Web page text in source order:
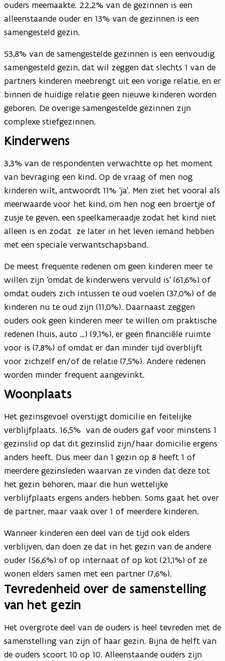
ouders meemaakte. 22,2% van de gezinnen is een
alleenstaande ouder en 13% van de gezinnen is een
samengesteld gezin.
53,8% van de samengestelde gezinnen is een eenvoudig
samengesteld gezin, dat wil zeggen dat slechts 1 van de
partners kinderen meebrengt uit een vorige relatie, en er
binnen de huidige relatie geen nieuwe kinderen worden
geboren. De overige samengestelde gezinnen zijn
complexe stiefgezinnen.
Kinderwens
3,3% van de respondenten verwachtte op het moment
van bevraging een kind. Op de vraag of men nog
kinderen wilt, antwoordt 11% ‘ja’. Men ziet het vooral als
meerwaarde voor het kind, om hen nog een broertje of
zusje te geven, een speelkameraadje zodat het kind niet
alleen is en zodat ze later in het leven iemand hebben
met een speciale verwantschapsband.
De meest frequente redenen om geen kinderen meer te
willen zijn ‘omdat de kinderwens vervuld is’ (61,6%) of
omdat ouders zich intussen te oud voelen (37,0%) of de
kinderen nu te oud zijn (11,0%). Daarnaast zeggen
ouders ook geen kinderen meer te willen om praktische
redenen (huis, auto …) (9,1%), er geen financiële ruimte
voor is (7,8%) of omdat er dan minder tijd overblijft
voor zichzelf en/of de relatie (7,5%). Andere redenen
worden minder frequent aangevinkt.
Woonplaats
Het gezinsgevoel overstijgt domicilie en feitelijke
verblijfplaats. 16,5% van de ouders gaf voor minstens 1
gezinslid op dat dit gezinslid zijn/haar domicilie ergens
anders heeft. Dus meer dan 1 gezin op 8 heeft 1 of
meerdere gezinsleden waarvan ze vinden dat deze tot
het gezin behoren, maar die hun wettelijke
verblijfplaats ergens anders hebben. Soms gaat het over
de partner, maar vaak over 1 of meerdere kinderen.
Wanneer kinderen een deel van de tijd ook elders
verblijven, dan doen ze dat in het gezin van de andere
ouder (56,6%) of op internaat of op kot (21,1%) of ze
wonen elders samen met een partner (7,6%).
Tevredenheid over de samenstelling
van het gezin
Het overgrote deel van de ouders is heel tevreden met de
samenstelling van zijn of haar gezin. Bijna de helft van
de ouders scoort 10 op 10. Alleenstaande ouders zijn